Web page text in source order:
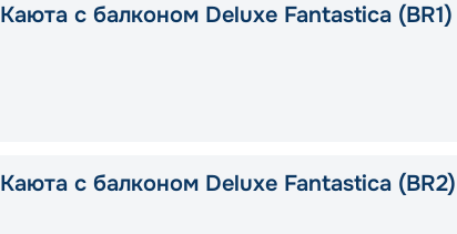
Каюта с балконом Deluxe Fantastica (BR1)
Каюта с балконом Deluxe Fantastica (BR2)